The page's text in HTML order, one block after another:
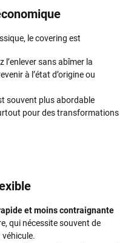
le covering est
l’enlever sans abîmer la
à l’état d’origine ou
souvent plus abordable
pour des transformations
et moins contraignante
qui nécessite souvent de